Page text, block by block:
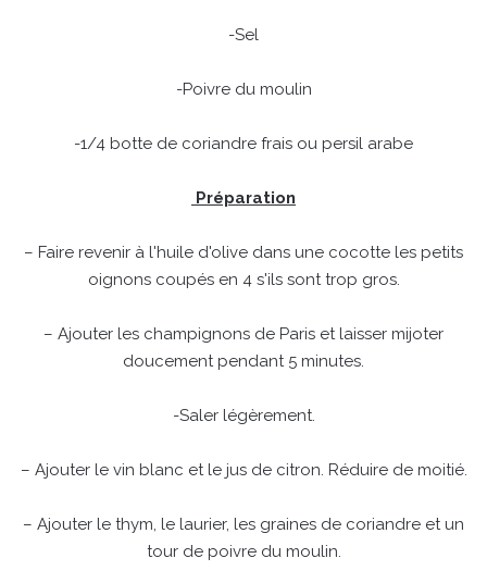
-Sel
-Poivre du moulin
-1/4 botte de coriandre frais ou persil arabe
Préparation
– Faire revenir à l'huile d'olive dans une cocotte les petits
oignons coupés en 4 s'ils sont trop gros.
– Ajouter les champignons de Paris et laisser mijoter
doucement pendant 5 minutes.
-Saler légèrement.
– Ajouter le vin blanc et le jus de citron. Réduire de moitié.
– Ajouter le thym, le laurier, les graines de coriandre et un
tour de poivre du moulin.